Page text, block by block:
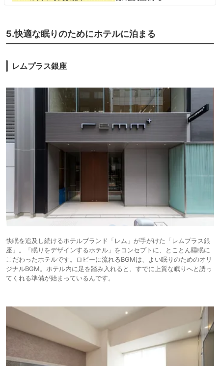
5.快適な眠りのためにホテルに泊まる
レムプラス銀座
快眠を追及し続けるホテルブランド「レム」が手がけた「レムプラス銀
座」。「眠りをデザインするホテル」をコンセプトに、とことん睡眠に
こだわったホテルです。ロビーに流れるBGMは、よい眠りのためのオリ
ジナルBGM。ホテル内に足を踏み入れると、すでに上質な眠りへと誘っ
てくれる準備が始まっているんです。